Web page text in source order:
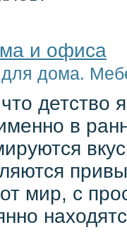
и офиса
дома.
детство
в
мир, с